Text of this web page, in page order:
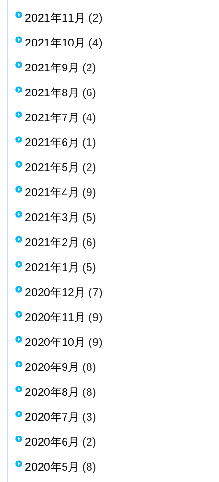
2021年11月 (2)
2021年10月 (4)
2021年9月 (2)
2021年8月 (6)
2021年7月 (4)
2021年6月 (1)
2021年5月 (2)
2021年4月 (9)
2021年3月 (5)
2021年2月 (6)
2021年1月 (5)
2020年12月 (7)
2020年11月 (9)
2020年10月 (9)
2020年9月 (8)
2020年8月 (8)
2020年7月 (3)
2020年6月 (2)
2020年5月 (8)